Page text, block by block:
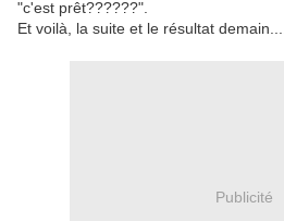
"c'est prêt??????".
Et voilà, la suite et le résultat demain.....
Publicité